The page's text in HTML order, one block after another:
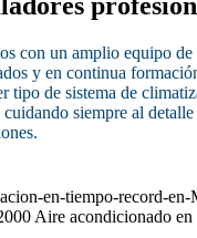
con un amplio equipo de
y en continua
tipo de sistema de
siempre al detalle